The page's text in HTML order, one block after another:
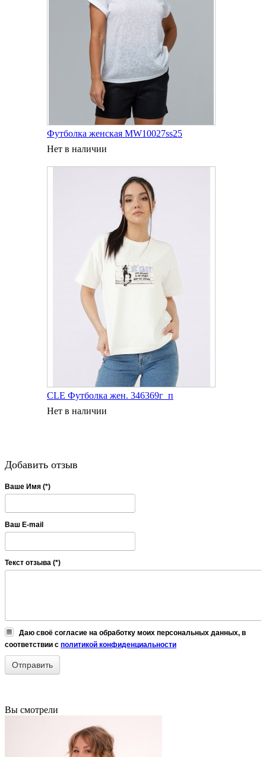
Футболка женская MW10027ss25
Нет в наличии
CLE Футболка жен. 346369г_п
Нет в наличии
Добавить отзыв
Ваше Имя (*)
Ваш E-mail
Текст отзыва (*)
Даю своё согласие на обработку моих персональных данных, в
соответствии с политикой конфиденциальности
Вы смотрели